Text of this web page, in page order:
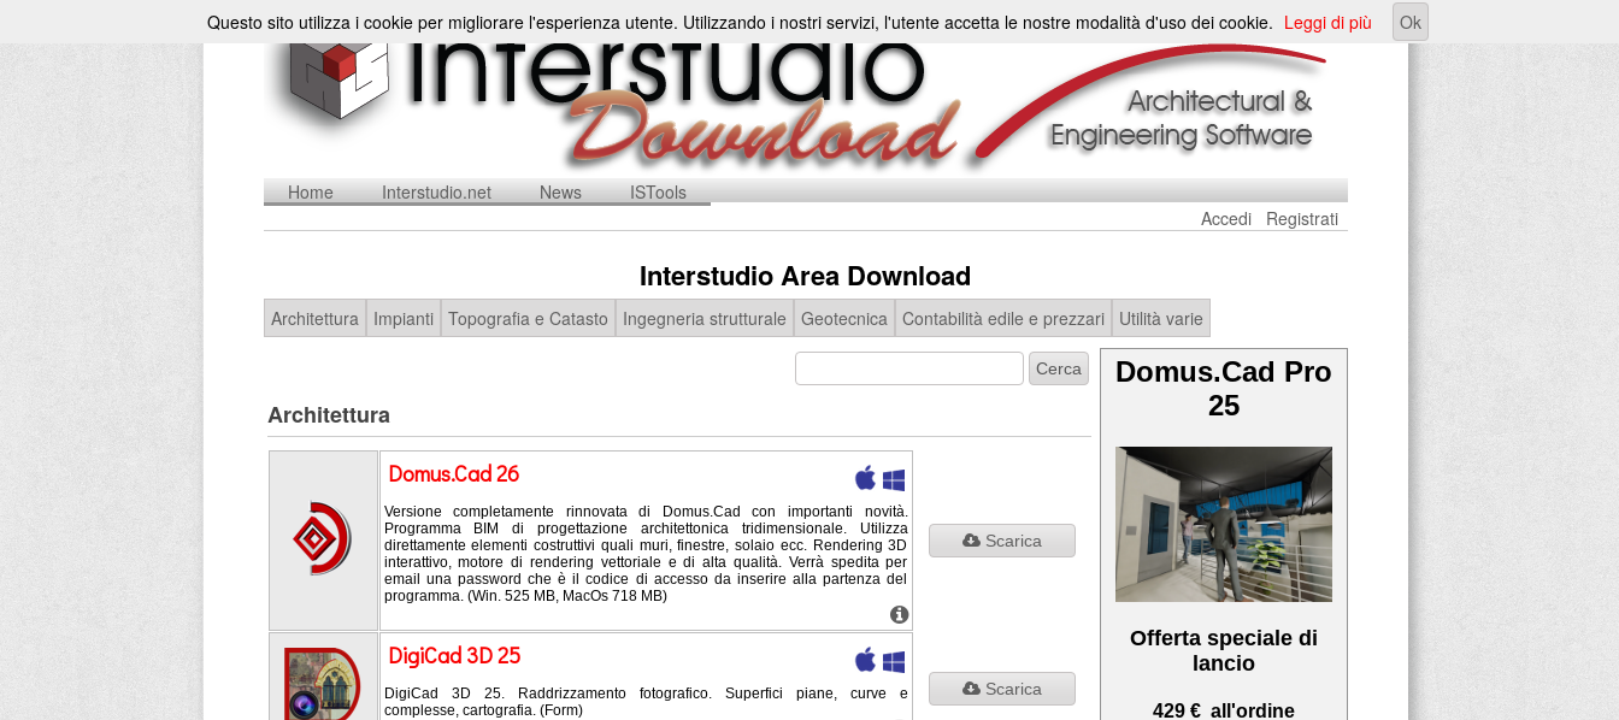
Home Interstudio.net News
ISTools
Accedi
Registrati
Interstudio Area Download
Architettura Impianti Topografia e Catasto Ingegneria strutturale Geotecnica Contabilità edile e prezzari Utilità varie
Architettura
Domus.Cad 26
Versione completamente rinnovata di Domus.Cad con importanti novità.
Programma BIM di progettazione architettonica tridimensionale. Utilizza
direttamente elementi costruttivi quali muri, finestre, solaio ecc. Rendering 3D
interattivo, motore di rendering vettoriale e di alta qualità. Verrà spedita per
email una password che è il codice di accesso da inserire alla partenza del
programma. (Win. 525 MB, MacOs 718 MB)
Scarica
DigiCad 3D 25
DigiCad 3D 25. Raddrizzamento fotografico. Superfici piane, curve e
complesse, cartografia. (Form)
Scarica
Questo sito utilizza i cookie per migliorare l'esperienza utente. Utilizzando i nostri servizi, l'utente accetta le nostre modalità d'uso dei cookie. Leggi di più Ok